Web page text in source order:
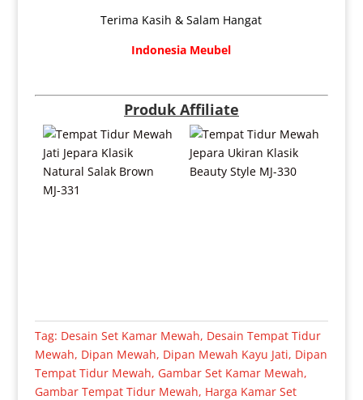
Terima Kasih & Salam Hangat
Indonesia Meubel
Produk Affiliate
Tag: Desain Set Kamar Mewah, Desain Tempat Tidur
Mewah, Dipan Mewah, Dipan Mewah Kayu Jati, Dipan
Tempat Tidur Mewah, Gambar Set Kamar Mewah,
Gambar Tempat Tidur Mewah, Harga Kamar Set